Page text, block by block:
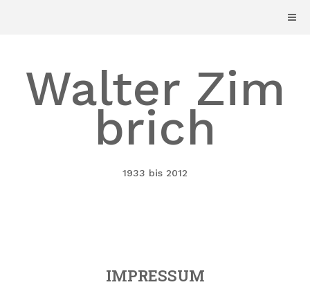
Walter Zim
brich
1933 bis 2012
IMPRESSUM